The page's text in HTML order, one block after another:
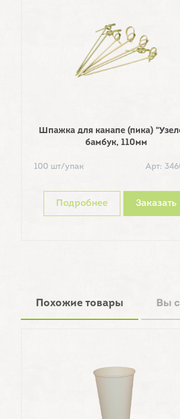
Шпажка для канапе (пика)
бамбук, 110мм
100 шт/упак Арт:
Подробнее Заказать
Похожие товары Вы